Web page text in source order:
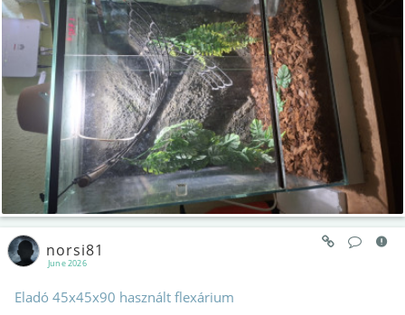
June 2026
norsi81
Eladó 45x45x90 használt flexárium